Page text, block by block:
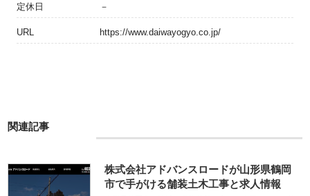
定休日 －
URL https://www.daiwayogyo.co.jp/
関連記事
株式会社アドバンスロードが山形県鶴岡
市で手がける舗装土木工事と求人情報